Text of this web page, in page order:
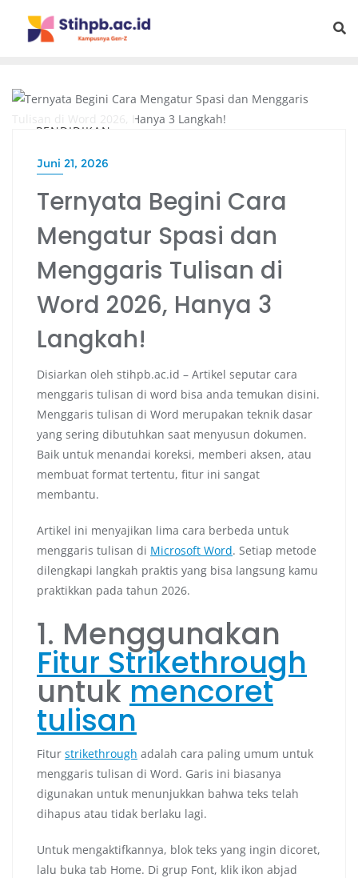
PENDIDIKAN
Juni 21, 2026
Ternyata Begini Cara
Mengatur Spasi dan
Menggaris Tulisan di
Word 2026, Hanya 3
Langkah!
Disiarkan oleh stihpb.ac.id – Artikel seputar cara
menggaris tulisan di word bisa anda temukan disini.
Menggaris tulisan di Word merupakan teknik dasar
yang sering dibutuhkan saat menyusun dokumen.
Baik untuk menandai koreksi, memberi aksen, atau
membuat format tertentu, fitur ini sangat
membantu.
Artikel ini menyajikan lima cara berbeda untuk
menggaris tulisan di Microsoft Word. Setiap metode
dilengkapi langkah praktis yang bisa langsung kamu
praktikkan pada tahun 2026.
1. Menggunakan
Fitur Strikethrough
untuk mencoret
tulisan
Fitur strikethrough adalah cara paling umum untuk
menggaris tulisan di Word. Garis ini biasanya
digunakan untuk menunjukkan bahwa teks telah
dihapus atau tidak berlaku lagi.
Untuk mengaktifkannya, blok teks yang ingin dicoret,
lalu buka tab Home. Di grup Font, klik ikon abjad